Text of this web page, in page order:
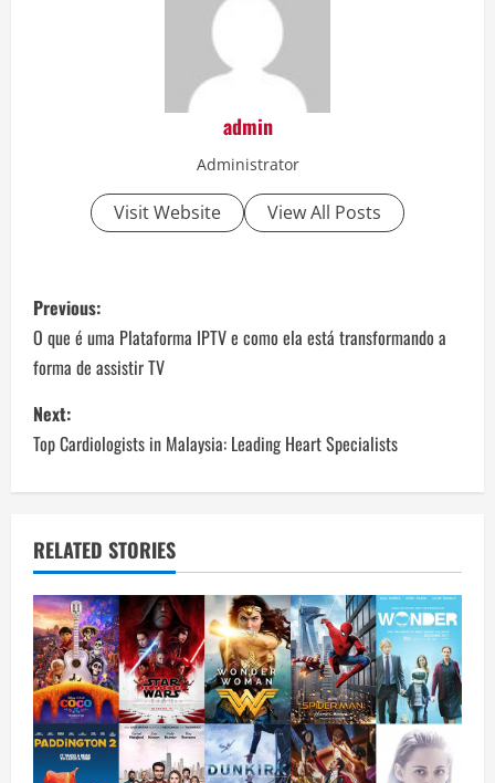
admin
Administrator
Visit Website View All Posts
P
o
s
t
n
a
v
i
g
a
t
Previous:
O que é uma Plataforma IPTV e como ela está transformando a
forma de assistir TV
Next:
Top Cardiologists in Malaysia: Leading Heart Specialists
RELATED STORIES